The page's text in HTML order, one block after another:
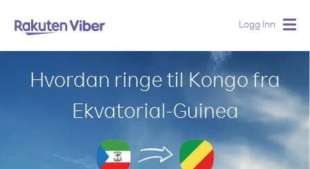
Logg Inn
Hvordan ringe til Kongo fra
Ekvatorial-Guinea